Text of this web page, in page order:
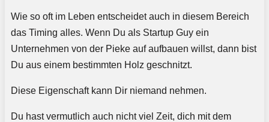
Wie so oft im Leben entscheidet auch in diesem Bereich
das Timing alles. Wenn Du als Startup Guy ein
Unternehmen von der Pieke auf aufbauen willst, dann bist
Du aus einem bestimmten Holz geschnitzt.
Diese Eigenschaft kann Dir niemand nehmen.
Du hast vermutlich auch nicht viel Zeit, dich mit dem